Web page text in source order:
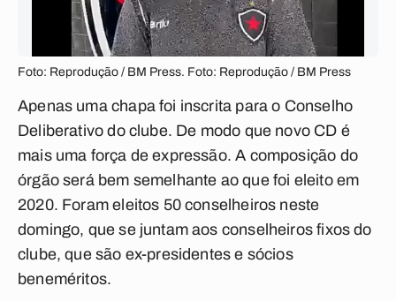
Foto: Reprodução / BM Press. Foto: Reprodução / BM Press
Apenas uma chapa foi inscrita para o Conselho
Deliberativo do clube. De modo que novo CD é
mais uma força de expressão. A composição do
órgão será bem semelhante ao que foi eleito em
2020. Foram eleitos 50 conselheiros neste
domingo, que se juntam aos conselheiros fixos do
clube, que são ex-presidentes e sócios
beneméritos.